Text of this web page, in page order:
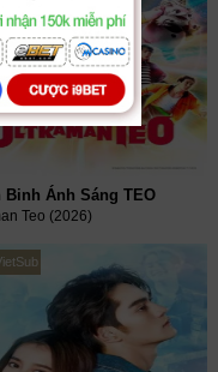
Binh Ánh Sáng TEO
Teo (2026)